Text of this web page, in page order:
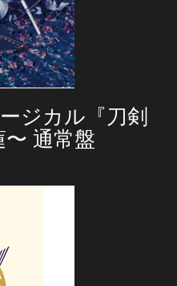
ジカル『刀剣
通常盤